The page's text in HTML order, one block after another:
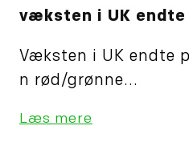
væksten i UK endte
Væksten i UK endte
n rød/grønne...
Læs mere